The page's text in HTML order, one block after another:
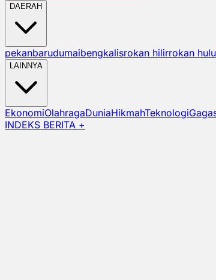
DAERAH
pekanbarudumaibengkalisrokan hilirrokan hulu
LAINNYA
EkonomiOlahragaDuniaHikmahTeknologi
INDEKS BERITA +